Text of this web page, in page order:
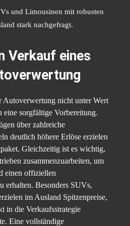
und Limousinen mit robusten
stark nachgefragt.
Verkauf eines
nicht unter Wert
sorgfältige Vorbereitung.
über zahlreiche
deutlich höhere Erlöse erzielen
Gleichzeitig ist es wichtig,
zusammenzuarbeiten, um
einen offiziellen
erhalten. Besonders SUVs,
im Ausland Spitzenpreise,
in die Verkaufsstrategie
Eine vollständige